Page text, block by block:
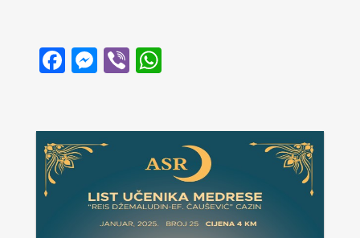
Facebook
Messenger
ViberWhatsApp